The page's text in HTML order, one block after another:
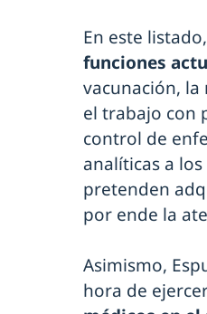
En este listado,
funciones
vacunación, la
el trabajo con
control de
analíticas a
pretenden
por ende la
Asimismo,
hora de